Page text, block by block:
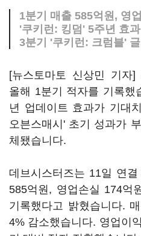
1분기 매출 585억원, 영
'쿠키런: 킹덤' 5주년 효
3분기 '쿠키런: 크럼블'
[뉴스토마토 신상민 기자]
올해 1분기 적자를 기록했
년 업데이트 효과가 기대
오븐스매시' 초기 성과가
체됐습니다.
데브시스터즈는 11일 연
585억원, 영업손실 174억
기록했다고 밝혔습니다.
4% 감소했습니다. 영업이